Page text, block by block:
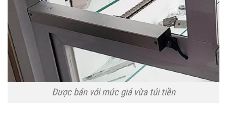
Được bán với mức giá vừa túi tiền